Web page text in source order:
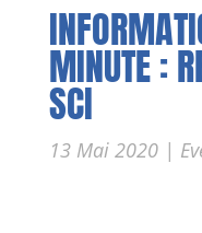
MINUTE :
SCI
13 Mai 2020|